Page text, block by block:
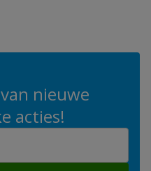
nieuwe
acties!